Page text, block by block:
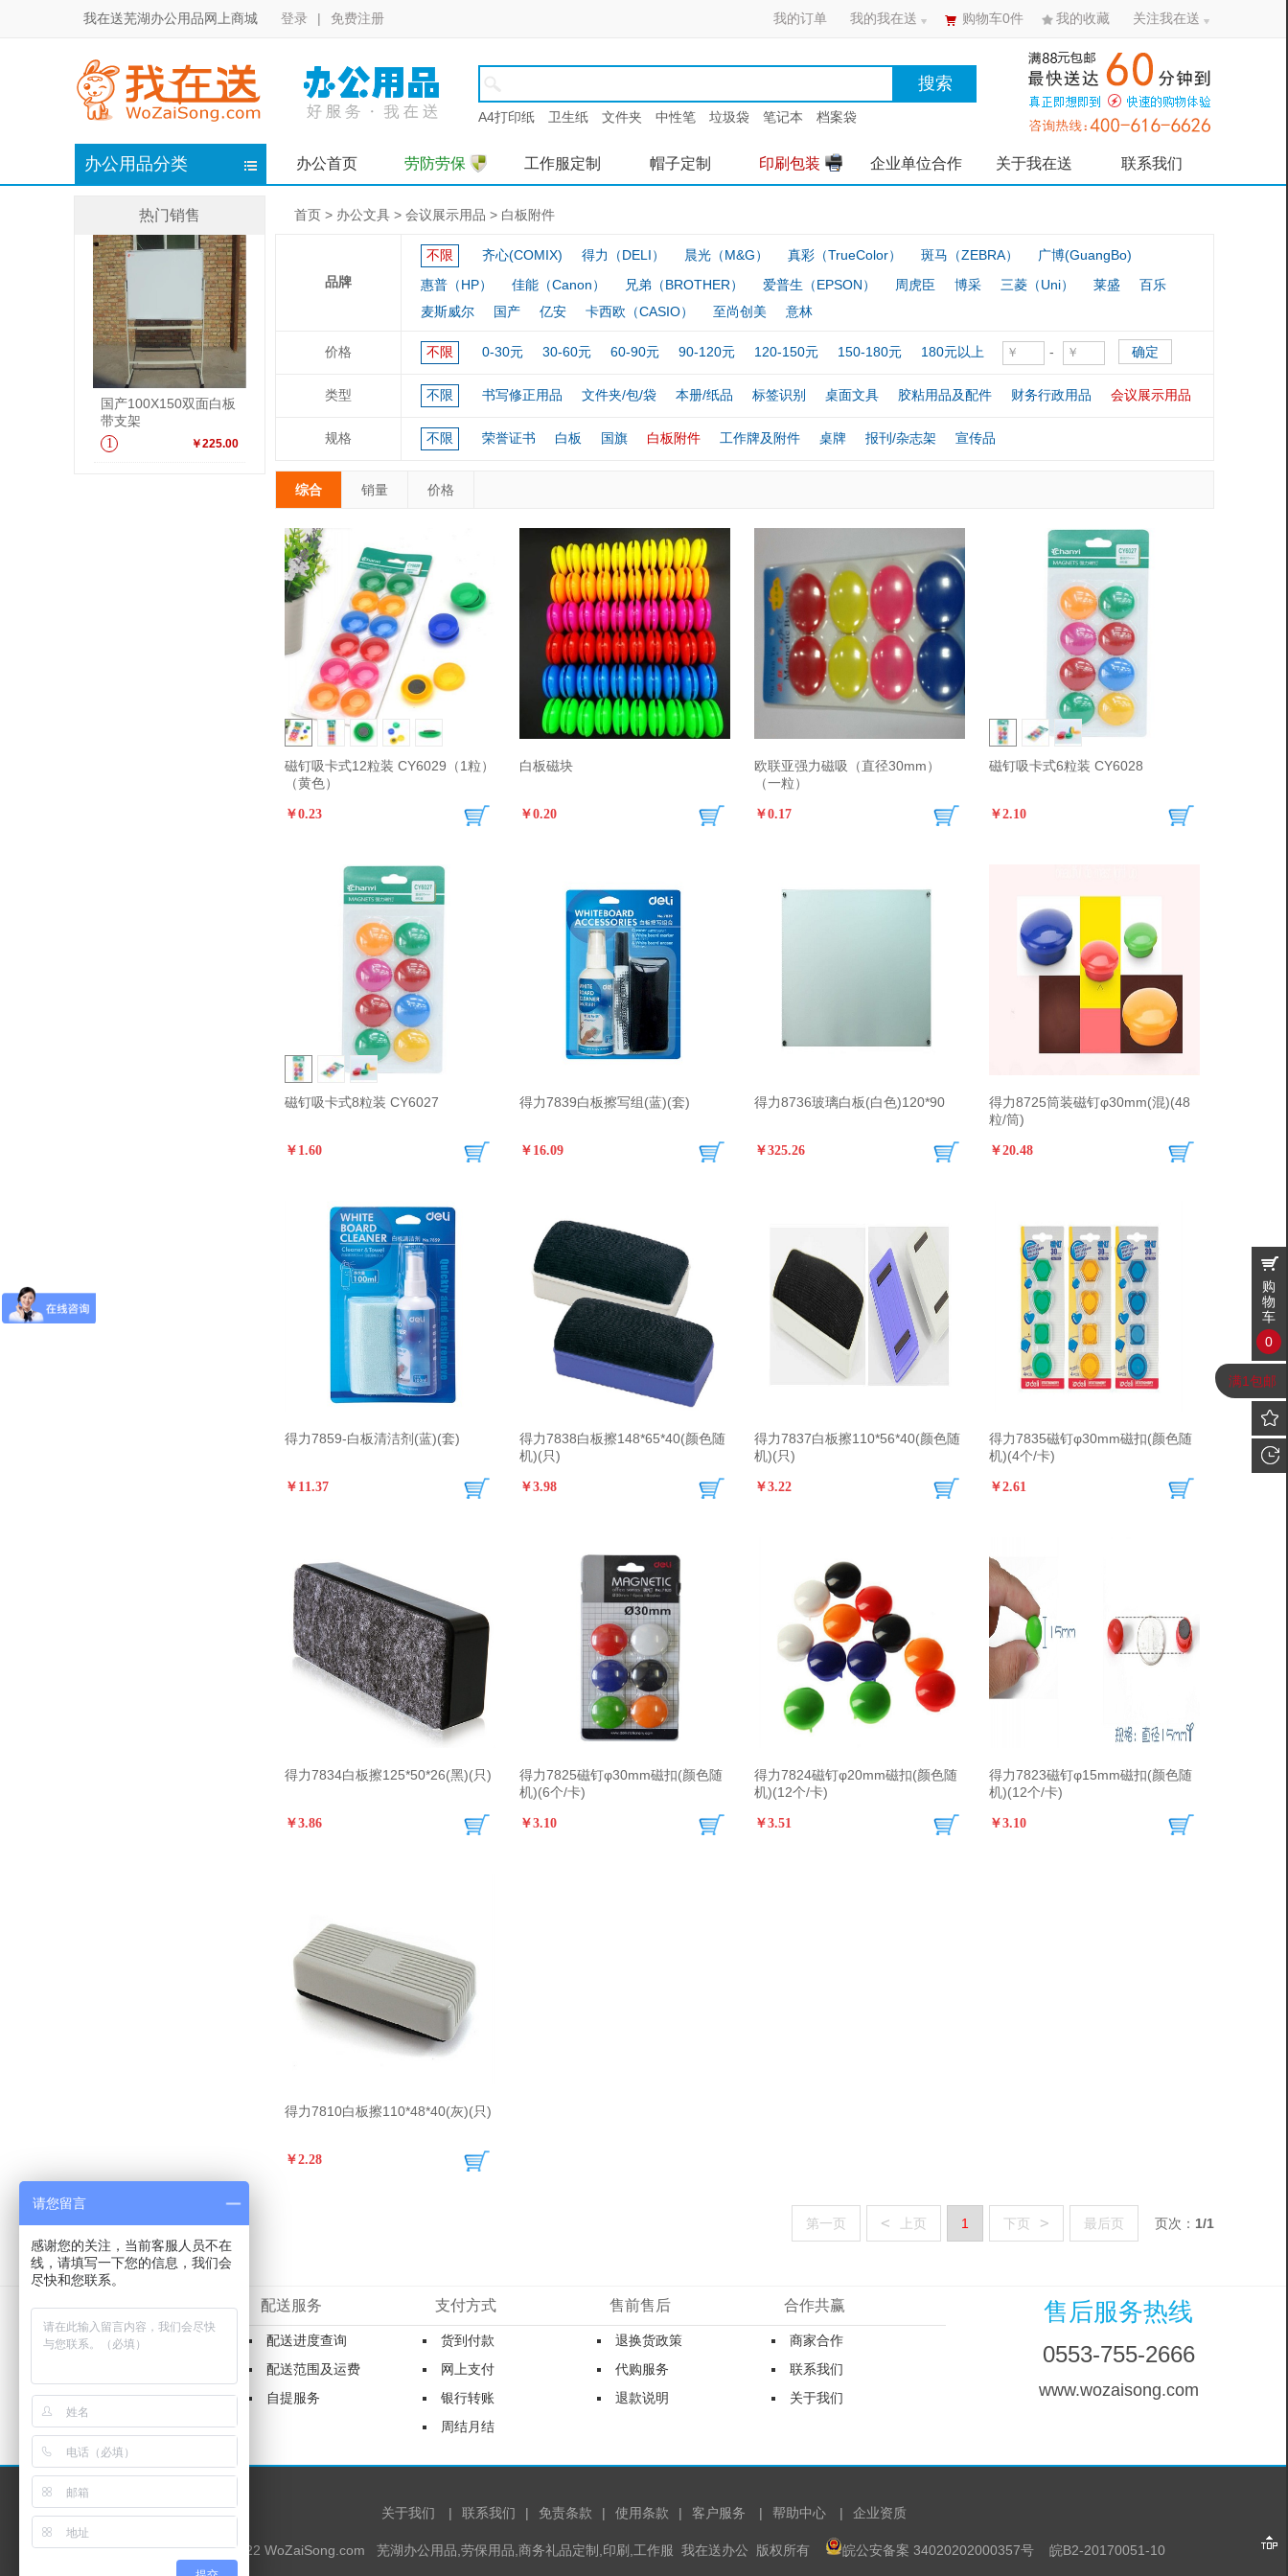
购
物
车
0
满1包邮
我的订单 我的我在送 购物车0件 我的收藏 关注我在送
我在送芜湖办公用品网上商城 登录 | 免费注册
搜索
A4打印纸 卫生纸 文件夹 中性笔 垃圾袋 笔记本 档案袋
办公用品分类 办公首页 劳防劳保 工作服定制 帽子定制 印刷包装 企业单位合作 关于我在送 联系我们
热门销售
国产100X150双面白板
带支架
￥225.00
1
首页 > 办公文具 > 会议展示用品 > 白板附件
品牌
不限 齐心(COMIX) 得力（DELI） 晨光（M&G） 真彩（TrueColor） 斑马（ZEBRA）
广博(GuangBo)
惠普（HP）
佳能（Canon） 兄弟（BROTHER） 爱普生（EPSON） 周虎臣 博采 三菱（Uni） 莱盛
百乐
麦斯威尔
国产 亿安 卡西欧（CASIO） 至尚创美 意林
价格 不限 0-30元 30-60元 60-90元 90-120元 120-150元 150-180元 180元以上 - 确定
类型 不限 书写修正用品 文件夹/包/袋 本册/纸品 标签识别 桌面文具 胶粘用品及配件 财务行政用品 会议展示用品
规格 不限 荣誉证书 白板 国旗 白板附件 工作牌及附件 桌牌 报刊/杂志架 宣传品
综合 销量 价格
磁钉吸卡式12粒装 CY6029（1粒）
（黄色）
￥0.23
白板磁块
￥0.20
欧联亚强力磁吸（直径30mm）
（一粒）
￥0.17
磁钉吸卡式6粒装 CY6028
￥2.10
磁钉吸卡式8粒装 CY6027
￥1.60
得力7839白板擦写组(蓝)(套)
￥16.09
得力8736玻璃白板(白色)120*90
￥325.26
得力8725筒装磁钉φ30mm(混)(48
粒/筒)
￥20.48
得力7859-白板清洁剂(蓝)(套)
￥11.37
得力7838白板擦148*65*40(颜色随
机)(只)
￥3.98
得力7837白板擦110*56*40(颜色随
机)(只)
￥3.22
得力7835磁钉φ30mm磁扣(颜色随
机)(4个/卡)
￥2.61
得力7834白板擦125*50*26(黑)(只)
￥3.86
得力7825磁钉φ30mm磁扣(颜色随
机)(6个/卡)
￥3.10
得力7824磁钉φ20mm磁扣(颜色随
机)(12个/卡)
￥3.51
得力7823磁钉φ15mm磁扣(颜色随
机)(12个/卡)
￥3.10
得力7810白板擦110*48*40(灰)(只)
￥2.28
第一页 < 上页 1 下页 > 最后页 页次： 1/1
新手入门
购物流程
发票制度
常见问题
配送服务
配送进度查询
配送范围及运费
自提服务
支付方式
货到付款
网上支付
银行转账
周结月结
售前售后
退换货政策
代购服务
退款说明
合作共赢
商家合作
联系我们
关于我们
售后服务热线
0553-755-2666
www.wozaisong.com
关于我们 | 联系我们 | 免责条款 | 使用条款 | 客户服务 | 帮助中心 | 企业资质
Copyright© 2012-2022 WoZaiSong.com 芜湖办公用品,劳保用品,商务礼品定制,印刷,工作服 我在送办公 版权所有 皖公安备案 34020202000357号 皖B2-20170051-10
请您留言
感谢您的关注，当前客服人员不在
线，请填写一下您的信息，我们会
尽快和您联系。